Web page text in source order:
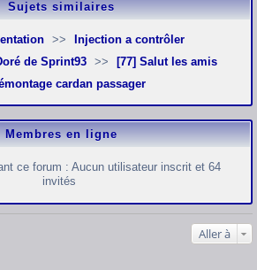
Sujets similaires
Injection a contrôler
de Sprint93
[77] Salut les amis
cardan passager
Membres en ligne
ce forum : Aucun utilisateur inscrit et 64
invités
Aller à